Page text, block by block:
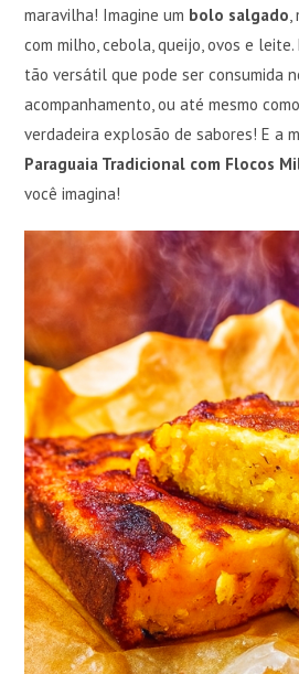
maravilha! Imagine um bolo salgado,
com milho, cebola, queijo, ovos e
tão versátil que pode ser consumida
acompanhamento, ou até mesmo
verdadeira explosão de sabores! E a
Paraguaia Tradicional com Flocos
você imagina!